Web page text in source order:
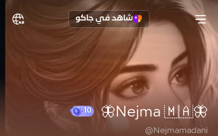
شاهد في جاكو
🦋Nejma 🇲🇦🦋
@Nejmamadani